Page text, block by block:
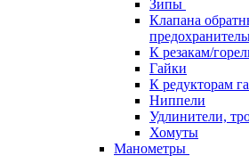
Зипы
Клапана
К резакам/
Гайки
К редукторам
Ниппели
Удлинители,
Хомуты
Манометры